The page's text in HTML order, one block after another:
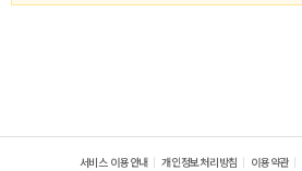
서비스 이용안내 개인정보처리방침 이용약관